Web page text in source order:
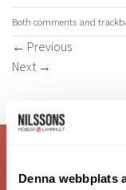
Denna webbplats
Both comments and
← Previous
Next →